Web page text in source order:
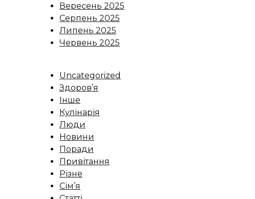
Вересень 2025
Серпень 2025
Липень 2025
Червень 2025
Uncategorized
Здоров’я
Інше
Кулінарія
Люди
Новини
Поради
Привітання
Різне
Сім’я